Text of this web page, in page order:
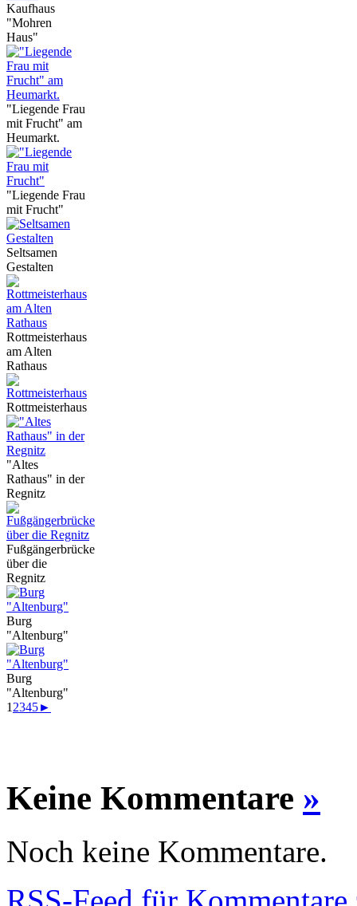
Kaufhaus
"Mohren
Haus"
"Liegende Frau
mit Frucht" am
Heumarkt.
"Liegende Frau
mit Frucht"
Seltsamen
Gestalten
Rottmeisterhaus
am Alten
Rathaus
Rottmeisterhaus
"Altes
Rathaus" in der
Regnitz
Fußgängerbrücke
über die
Regnitz
Burg
"Altenburg"
Burg
"Altenburg"
1 2345►
Keine Kommentare »
Noch keine Kommentare.